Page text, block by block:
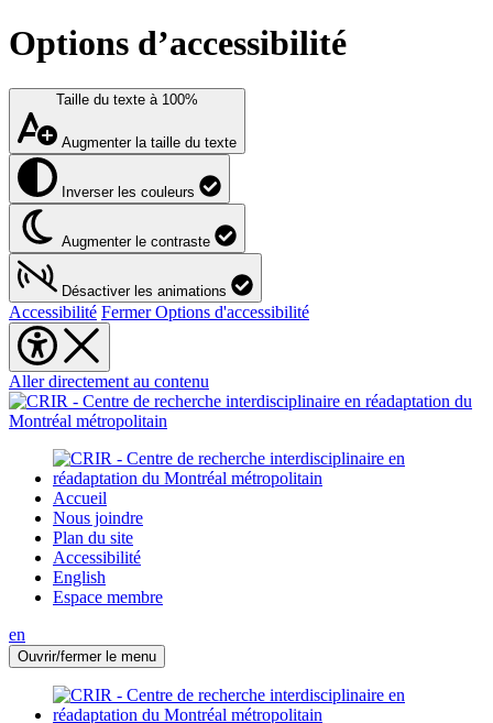
Options d’accessibilité
Taille du texte à 100%
Augmenter la taille du texte
Inverser les couleurs
Augmenter le contraste
Désactiver les animations
Accessibilité Fermer Options d'accessibilité
Aller directement au contenu
Accueil
Nous joindre
Plan du site
Accessibilité
English
Espace membre
en
Ouvrir/fermer le menu